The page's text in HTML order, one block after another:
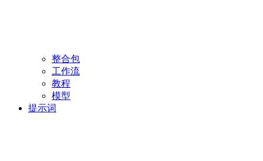
整合包
工作流
教程
模型
提示词